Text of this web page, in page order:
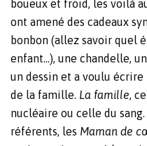
boueux et froid, les voilà
ont amené des cadeaux
bonbon (allez savoir quel
enfant…), une chandelle,
un dessin et a voulu
de la famille. La famille,
nucléaire ou celle du
référents, les Maman de